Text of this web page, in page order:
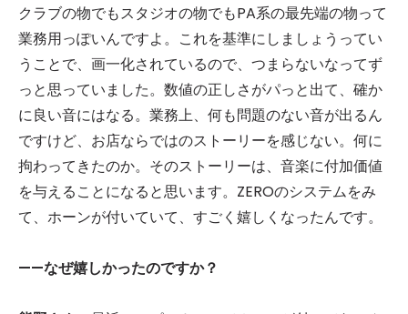
クラブの物でもスタジオの物でもPA系の最先端の物って
業務用っぽいんですよ。これを基準にしましょうってい
うことで、画一化されているので、つまらないなってず
っと思っていました。数値の正しさがパっと出て、確か
に良い音にはなる。業務上、何も問題のない音が出るん
ですけど、お店ならではのストーリーを感じない。何に
拘わってきたのか。そのストーリーは、音楽に付加価値
を与えることになると思います。ZEROのシステムをみ
て、ホーンが付いていて、すごく嬉しくなったんです。
——なぜ嬉しかったのですか？